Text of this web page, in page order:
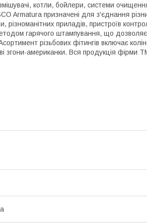
котли, бойлери, системи
Armatura призначені для з'єднання
різноманітних приладів, пристроїв
гарячого штампування, що дозволяє
різьбових фітингів включає
згони-американки. Вся продукція фірми